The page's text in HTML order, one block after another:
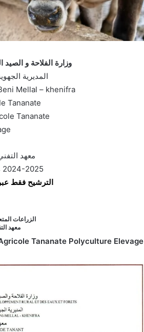
وزارة الفلاحة و الصيد
المديرية
Mellal – khenifra
Tananate
Tananate
معهد
2024-2025 مباراة مستوى التأهيل الفلاحي
الترشيح فقط
الزراعات
معهد
Tananate Polyculture Elevage